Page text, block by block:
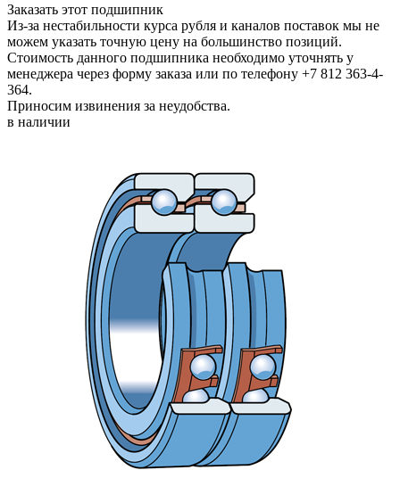
Заказать этот подшипник
Из-за нестабильности курса рубля и каналов поставок мы не
можем указать точную цену на большинство позиций.
Стоимость данного подшипника необходимо уточнять у
менеджера через форму заказа или по телефону +7 812 363-4-
364.
Приносим извинения за неудобства.
в наличии